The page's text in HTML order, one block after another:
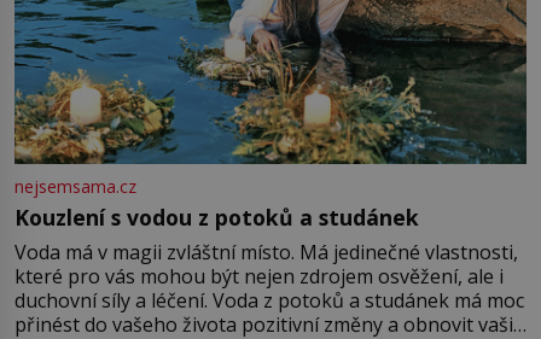
nejsemsama.cz
Kouzlení s vodou z potoků a studánek
Voda má v magii zvláštní místo. Má jedinečné vlastnosti,
které pro vás mohou být nejen zdrojem osvěžení, ale i
duchovní síly a léčení. Voda z potoků a studánek má moc
přinést do vašeho života pozitivní změny a obnovit vaši